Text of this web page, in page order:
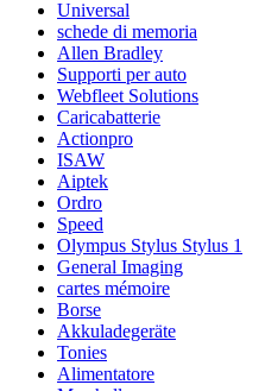
Universal
schede di memoria
Allen Bradley
Supporti per auto
Webfleet Solutions
Caricabatterie
Actionpro
ISAW
Aiptek
Ordro
Speed
Olympus Stylus Stylus 1
General Imaging
cartes mémoire
Borse
Akkuladegeräte
Tonies
Alimentatore